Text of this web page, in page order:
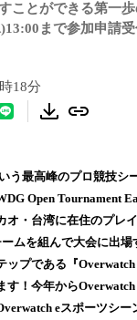
ことができる第一
まで参加申請受
18分
う最高峰のプロ競技シ
Open Tournament
オ・台湾に在住のプレ
ムを組んで大会に出
ップである『Overwatch
す！今年から
eスポーツシ